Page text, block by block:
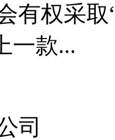
有权采
一款...
司